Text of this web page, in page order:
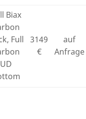
Biax
Full
UD
3149
€
auf
Anfrage